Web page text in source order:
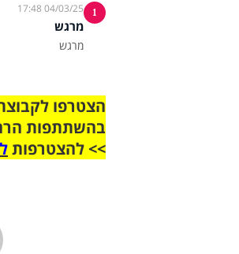
1
04/03/25 17:48
מרגש
מרגש
בהשתתפות
>> להצטרפות